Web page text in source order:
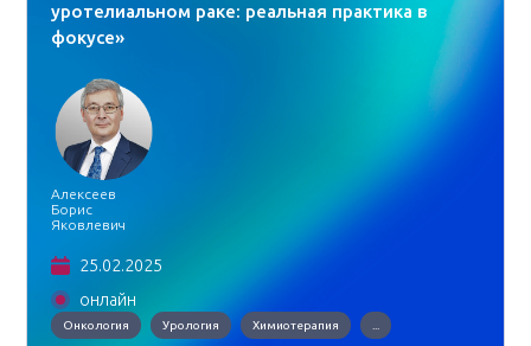
уротелиальном раке: реальная практика в
фокусе»
Алексеев
Борис
Яковлевич
25.02.2025
онлайн
Онкология Урология Химиотерапия